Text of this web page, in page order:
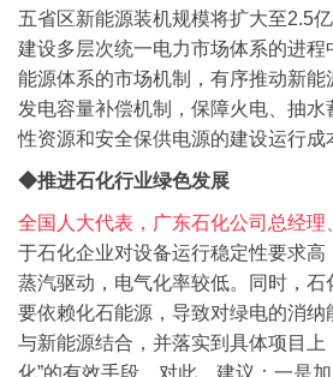
五省区新能源装机规模将扩大至2.5亿
建设多层次统一电力市场体系的进程
能源体系的市场机制，有序推动新
发电容量补偿机制，保障火电、抽
性资源和安全保供电源的建设运行成
◆推进石化行业绿色发展
全国人大代表，广东石化公司总经理
于石化企业对设备运行稳定性要求高
蒸汽驱动，电气化率较低。同时，石
要依赖化石能源，导致对绿电的消
与新能源结合，并落实到具体项目上
化”的有效手段。对此，建议： 一是